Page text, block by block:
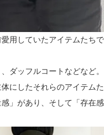
用していたアイテムたちで
ダッフルコートなどなど。
にしたそれらのアイテム
」があり、そして「存在